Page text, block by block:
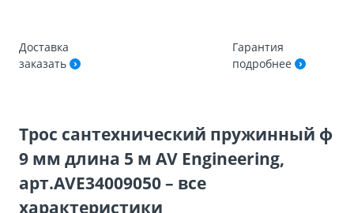
Доставка
заказать
Гарантия
подробнее
Трос сантехнический пружинный ф
9 мм длина 5 м AV Engineering,
арт.AVE34009050 – все
характеристики